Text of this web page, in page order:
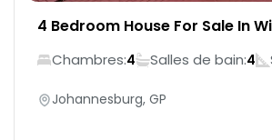
4 Bedroom House For Sale In
Chambres:4 Salles de bain:4
Johannesburg, GP